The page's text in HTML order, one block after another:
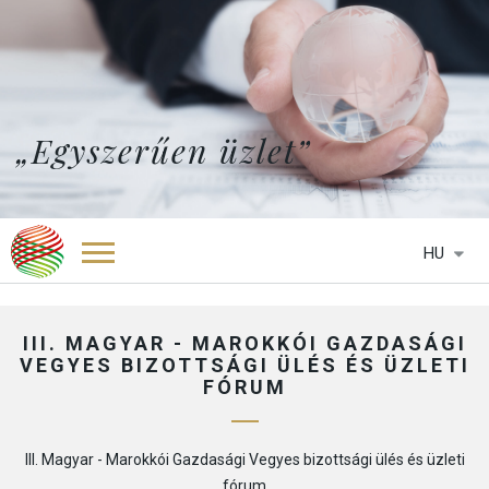
„Egyszerűen üzlet”
RÓLUNK
SZOLGÁLTATÁSAINK
KÉPVISELETEK
HTCC BELGIUM
HTCC BOTSWANA
HTCC DÉL-AFRIKA
MÉDIA
HU
III. MAGYAR - MAROKKÓI GAZDASÁGI
VEGYES BIZOTTSÁGI ÜLÉS ÉS ÜZLETI
FÓRUM
III. Magyar - Marokkói Gazdasági Vegyes bizottsági ülés és üzleti